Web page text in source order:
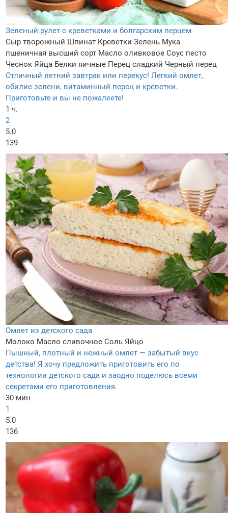
Зеленый рулет с креветками и болгарским перцем
Сыр творожный Шпинат Креветки Зелень Мука
пшеничная высший сорт Масло оливковое Соус песто
Чеснок Яйца Белки яичные Перец сладкий Черный перец
Отличный летний завтрак или перекус! Легкий омлет,
обилие зелени, витаминный перец и креветки.
Приготовьте и вы не пожалеете!
1 ч.
2
5.0
139
Омлет из детского сада
Молоко Масло сливочное Соль Яйцо
Пышный, плотный и нежный омлет — забытый вкус
детства! Я хочу предложить приготовить его по
технологии детского сада и заодно поделюсь всеми
секретами его приготовления.
30 мин
1
5.0
136